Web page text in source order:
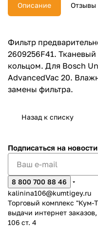
Описание Отзывы
Фильтр
2609256F41.
кольцом. Для Bosch
AdvancedVac 20.
замены фильтра.
Назад к списку
Подписаться на
8 800 700 88 46
kalinina106@kumtigey.ru
Торговый комплекс "Кум-
выдачи интернет
106 ст. 4
недели